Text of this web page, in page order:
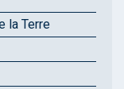
la Terre